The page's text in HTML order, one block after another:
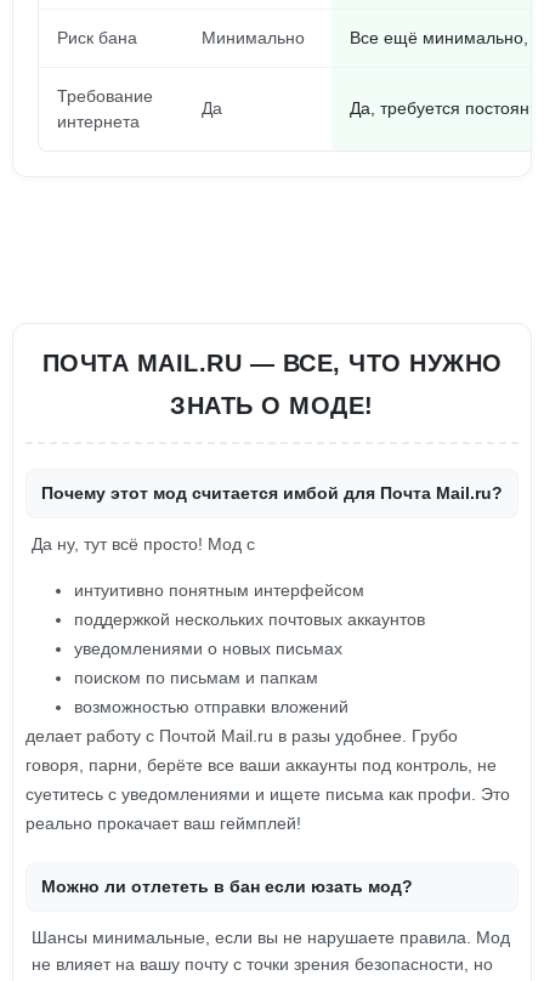
Риск бана Минимально Все ещё минимально,
Требование
интернета
Да Да, требуется
ПОЧТА MAIL.RU — ВСЕ, ЧТО НУЖНО
ЗНАТЬ О МОДЕ!
Почему этот мод считается имбой для Почта Mail.ru?
Да ну, тут всё просто! Мод с
интуитивно понятным интерфейсом
поддержкой нескольких почтовых аккаунтов
уведомлениями о новых письмах
поиском по письмам и папкам
возможностью отправки вложений
делает работу с Почтой Mail.ru в разы удобнее. Грубо
говоря, парни, берёте все ваши аккаунты под контроль, не
суетитесь с уведомлениями и ищете письма как профи. Это
реально прокачает ваш геймплей!
Можно ли отлететь в бан если юзать мод?
Шансы минимальные, если вы не нарушаете правила. Мод
не влияет на вашу почту с точки зрения безопасности, но